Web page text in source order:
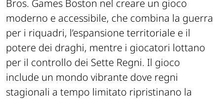
Bros. Games Boston nel creare un gioco
moderno e accessibile, che combina la guerra
per i riquadri, l’espansione territoriale e il
potere dei draghi, mentre i giocatori lottano
per il controllo dei Sette Regni. Il gioco
include un mondo vibrante dove regni
stagionali a tempo limitato ripristinano la